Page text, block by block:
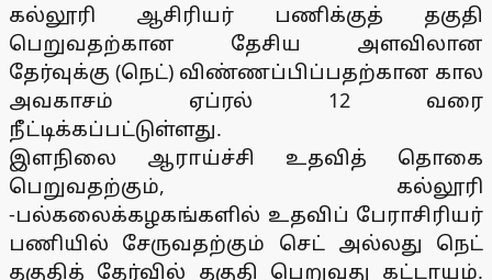
கல்லூரி ஆசிரியர் பணிக்குத் தகுதி
பெறுவதற்கான தேசிய அளவிலான
தேர்வுக்கு (நெட்) விண்ணப்பிப்பதற்கான கால
அவகாசம் ஏப்ரல் 12 வரை
நீட்டிக்கப்பட்டுள்ளது.
இளநிலை ஆராய்ச்சி உதவித் தொகை
பெறுவதற்கும், கல்லூரி
-பல்கலைக்கழகங்களில் உதவிப் பேராசிரியர்
பணியில் சேருவதற்கும் செட் அல்லது நெட்
தகுதித் தேர்வில் தகுதி பெறுவது கட்டாயம்.